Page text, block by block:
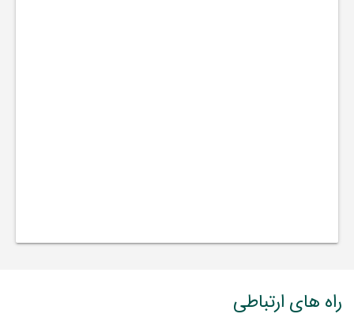
راه های ارتباطی